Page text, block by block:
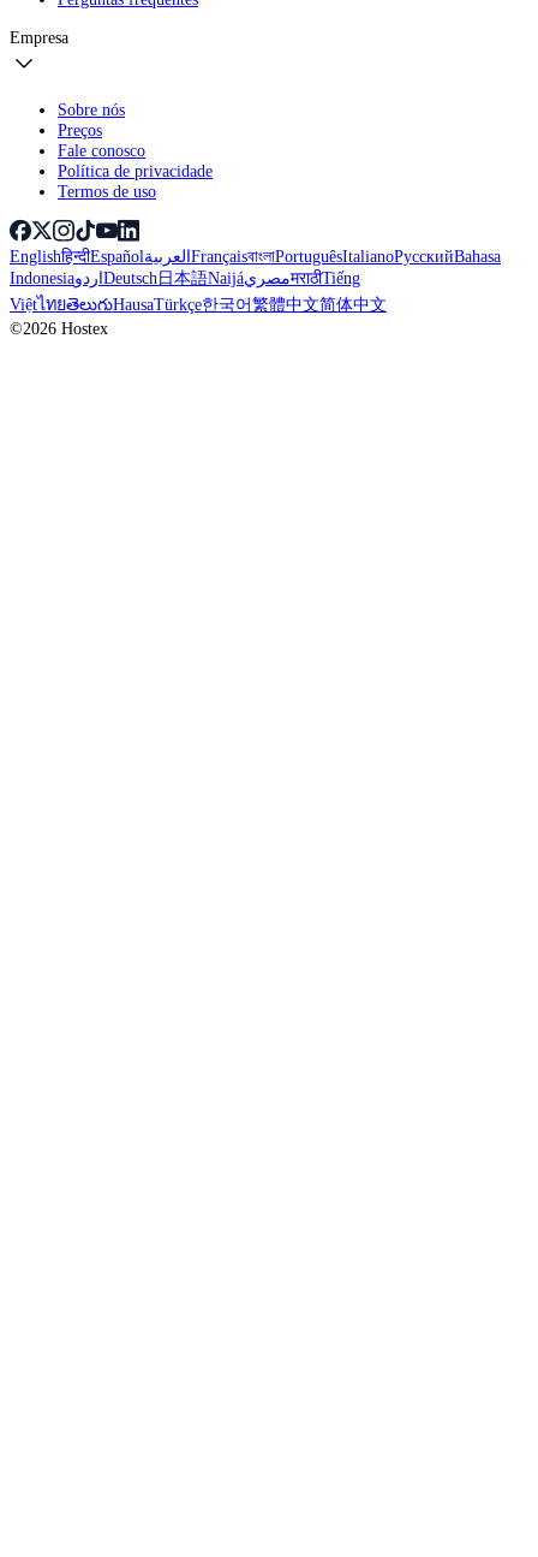
Empresa
Sobre nós
Preços
Fale conosco
Política de privacidade
Termos de uso
Englishहिन्दीEspañolالعربيةFrançaisবাংলাPortuguêsItalianoРусскийBahasa
IndonesiaاردوDeutsch日本語NaijáمصريमराठीTiếng
ViệtไทยతెలుగుHausaTürkçe한국어繁體中文简体中文
©2026 Hostex